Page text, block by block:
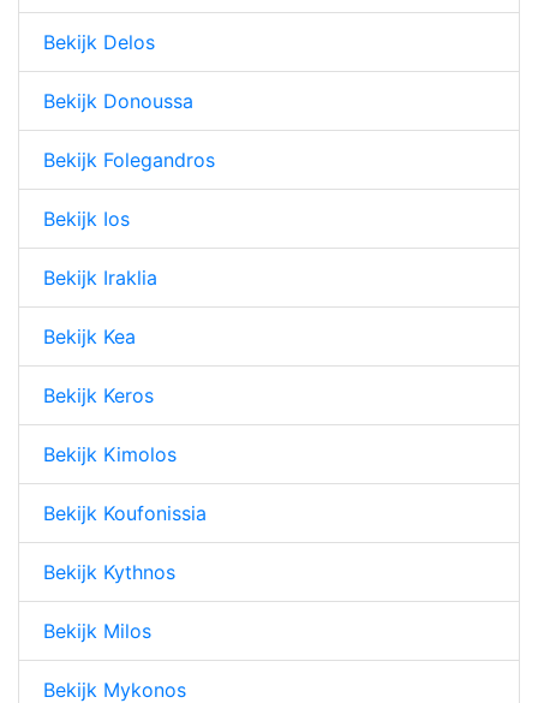
Bekijk Delos
Bekijk Donoussa
Bekijk Folegandros
Bekijk Ios
Bekijk Iraklia
Bekijk Kea
Bekijk Keros
Bekijk Kimolos
Bekijk Koufonissia
Bekijk Kythnos
Bekijk Milos
Bekijk Mykonos